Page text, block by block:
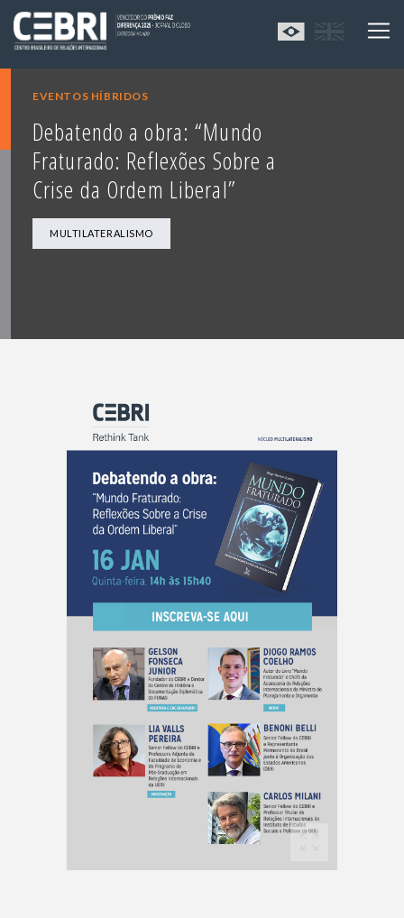
EVENTOS HÍBRIDOS
Debatendo a obra: “Mundo
Fraturado: Reflexões Sobre a
Crise da Ordem Liberal”
MULTILATERALISMO